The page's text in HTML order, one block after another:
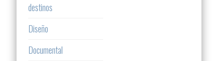
destinos
Diseño
Documental